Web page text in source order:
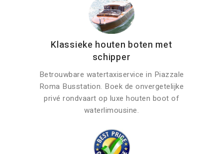
Klassieke houten boten met
schipper
Betrouwbare watertaxiservice in Piazzale
Roma Busstation. Boek de onvergetelijke
privé rondvaart op luxe houten boot of
waterlimousine.